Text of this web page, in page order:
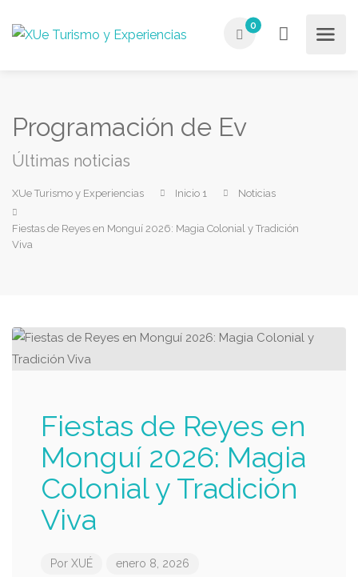
0
Programación de Ev
Últimas noticias
XUe Turismo y Experiencias Inicio 1 Noticias
Fiestas de Reyes en Monguí 2026: Magia Colonial y Tradición
Viva
Fiestas de Reyes en
Monguí 2026: Magia
Colonial y Tradición
Viva
Por XUÉ enero 8, 2026